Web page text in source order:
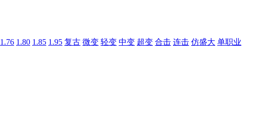
1.76 1.80 1.85 1.95 复古 微变 轻变 中变 超变 合击 连击 仿盛大 单职业